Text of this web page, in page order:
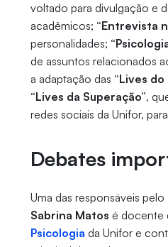
voltado para divulgação e
acadêmicos; “Entrevista
personalidades;
de assuntos relacionados
a adaptação das “Lives
“Lives da Superação”,
redes sociais da Unifor,
Debates
Uma das responsáveis
Sabrina Matos é docente
Psicologia da Unifor e